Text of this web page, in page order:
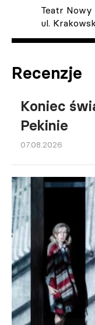
Teatr Nowy
ul.
Recenzje
Koniec
Pekinie
07.08.2026